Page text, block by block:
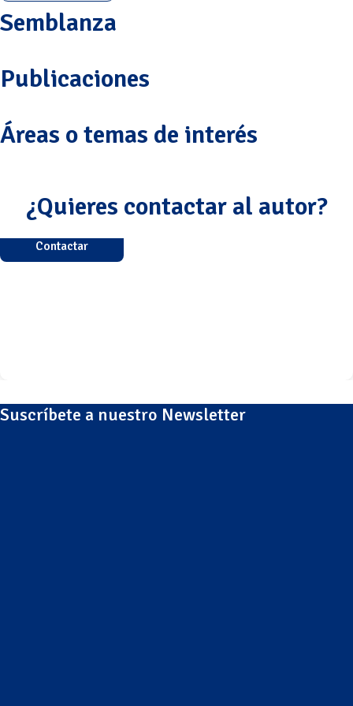
Semblanza
Publicaciones
Áreas o temas de interés
¿Quieres contactar al autor?
Contactar
Suscríbete a nuestro Newsletter